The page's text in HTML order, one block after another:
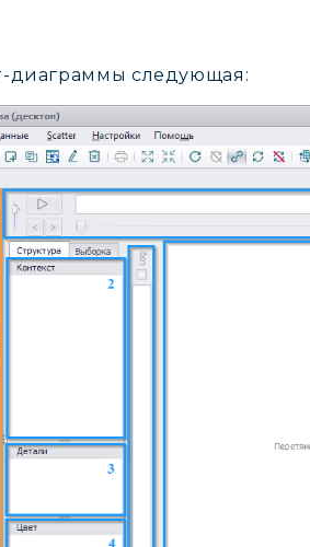
диаграммы следующая: